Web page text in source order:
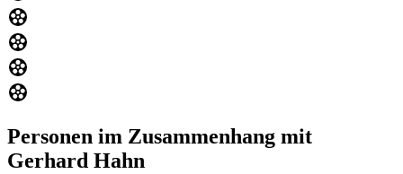
Personen im Zusammenhang mit
Gerhard Hahn